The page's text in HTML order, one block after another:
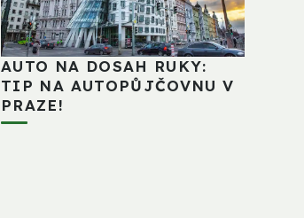
AUTO NA DOSAH RUKY:
TIP NA AUTOPŮJČOVNU V
PRAZE!